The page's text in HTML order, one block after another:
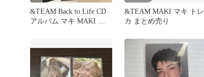
&TEAM Back to Life CD
アルバム マキ MAKI ソ
&TEAM MAKI マキ トレ
カ まとめ売り